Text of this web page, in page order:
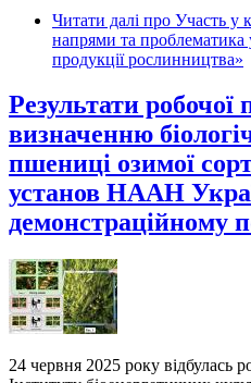
Читати далі про Участь у
напрями та проблематика
продукції рослинництва»
Результати робочої
визначенню
пшениці озимої
установ НААН
демонстраційному
24 червня 2025 року відбулась